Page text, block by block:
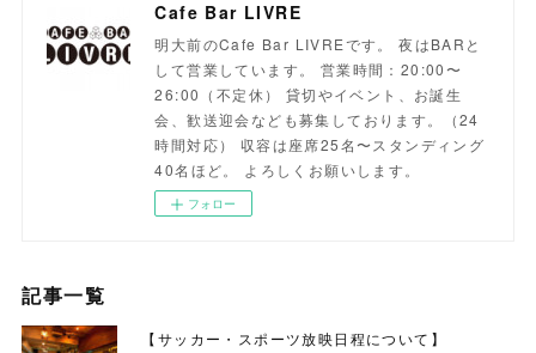
Cafe Bar LIVRE
明大前のCafe Bar LIVREです。 夜はBARと
して営業しています。 営業時間：20:00〜
26:00（不定休） 貸切やイベント、お誕生
会、歓送迎会なども募集しております。（24
時間対応） 収容は座席25名〜スタンディング
40名ほど。 よろしくお願いします。
フォロー
記事一覧
【サッカー・スポーツ放映日程について】